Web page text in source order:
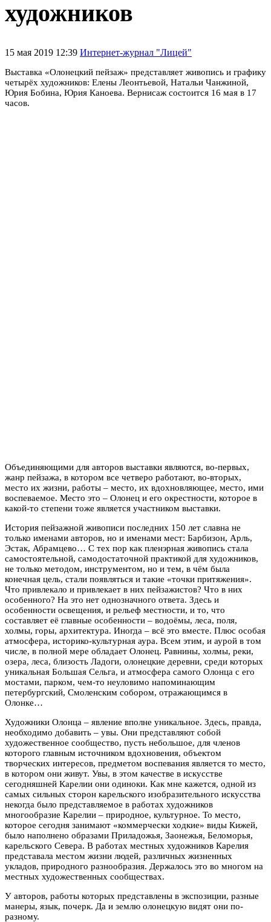
художников
15 мая 2019 12:39 Интернет-журнал "Лицей"
Выставка «Олонецкий пейзаж» представляет живопись и графику
четырёх художников: Елены Леонтьевой, Натальи Чанжиной,
Юрия Бобина, Юрия Каноева. Вернисаж состоится 16 мая в 17
часов.
Объединяющими для авторов выставки являются, во-первых,
жанр пейзажа, в котором все четверо работают, во-вторых,
место их жизни, работы – место, их вдохновляющее, место, ими
воспеваемое. Место это – Олонец и его окрестности, которое в
какой-то степени тоже является участником выставки.
История пейзажной живописи последних 150 лет славна не
только именами авторов, но и именами мест: Барбизон, Арль,
Эстак, Абрамцево… С тех пор как пленэрная живопись стала
самостоятельной, самодостаточной практикой для художников,
не только методом, инструментом, но и тем, в чём была
конечная цель, стали появляться и такие «точки притяжения».
Что привлекало и привлекает в них пейзажистов? Что в них
особенного? На это нет однозначного ответа. Здесь и
особенности освещения, и рельеф местности, и то, что
составляет её главные особенности – водоёмы, леса, поля,
холмы, горы, архитектура. Иногда – всё это вместе. Плюс особая
атмосфера, историко-культурная аура. Всем этим, и аурой в том
числе, в полной мере обладает Олонец. Равнины, холмы, реки,
озера, леса, близость Ладоги, олонецкие деревни, среди которых
уникальная Большая Сельга, и атмосфера самого Олонца с его
мостами, парком, чем-то неуловимо напоминающим
петербургский, Смоленским собором, отражающимся в
Олонке…
Художники Олонца – явление вполне уникальное. Здесь, правда,
необходимо добавить – увы. Они представляют собой
художественное сообщество, пусть небольшое, для членов
которого главным источником вдохновения, объектом
творческих интересов, предметом воспевания является то место,
в котором они живут. Увы, в этом качестве в искусстве
сегодняшней Карелии они одиноки. Как мне кажется, одной из
самых сильных сторон карельского изобразительного искусства
некогда было представляемое в работах художников
многообразие Карелии – природное, культурное. То место,
которое сегодня занимают «коммерчески ходкие» виды Кижей,
было наполнено образами Приладожья, Заонежья, Беломорья,
карельского Севера. В работах местных художников Карелия
представала местом жизни людей, различных жизненных
укладов, природного разнообразия. Держалось это во многом на
местных художественных сообществах.
У авторов, работы которых представлены в экспозиции, разные
манеры, язык, почерк. Да и землю олонецкую видят они по-
разному.